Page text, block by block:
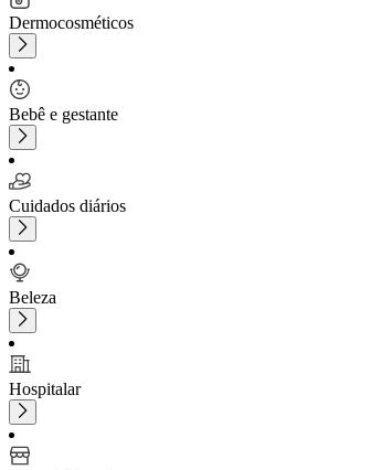
Dermocosméticos
Bebê e gestante
Cuidados diários
Beleza
Hospitalar